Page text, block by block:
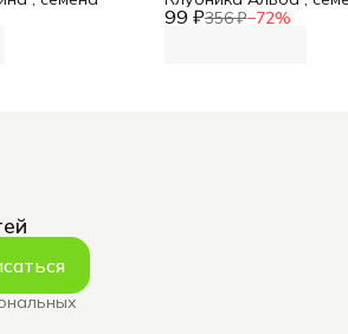
99 ₽356 ₽−72%